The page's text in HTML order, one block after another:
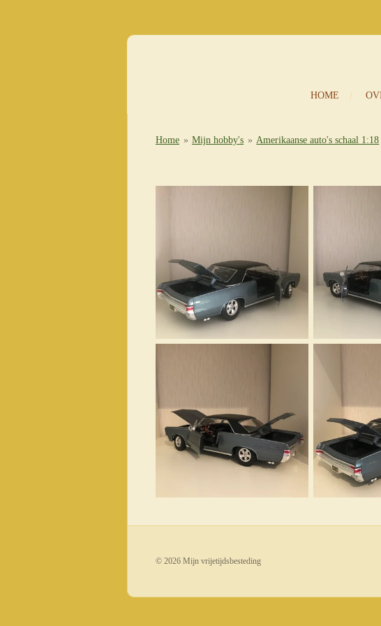
HOME
Home » Mijn hobby's » Amerikaanse auto's schaal 1:18
© 2026 Mijn vrijetijdsbesteding